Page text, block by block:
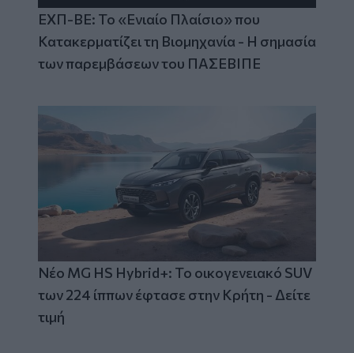
ΕΧΠ-ΒΕ: Το «Ενιαίο Πλαίσιο» που
Κατακερματίζει τη Βιομηχανία - Η σημασία
των παρεμβάσεων του ΠΑΣΕΒΙΠΕ
Νέο MG HS Hybrid+: Το οικογενειακό SUV
των 224 ίππων έφτασε στην Κρήτη - Δείτε
τιμή